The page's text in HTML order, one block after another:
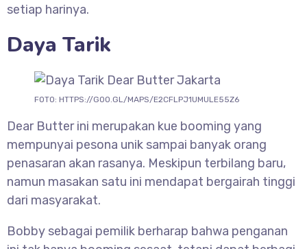
setiap harinya.
Daya Tarik
FOTO: HTTPS://GOO.GL/MAPS/E2CFLPJ1UMULE55Z6
Dear Butter ini merupakan kue booming yang
mempunyai pesona unik sampai banyak orang
penasaran akan rasanya. Meskipun terbilang baru,
namun masakan satu ini mendapat bergairah tinggi
dari masyarakat.
Bobby sebagai pemilik berharap bahwa penganan